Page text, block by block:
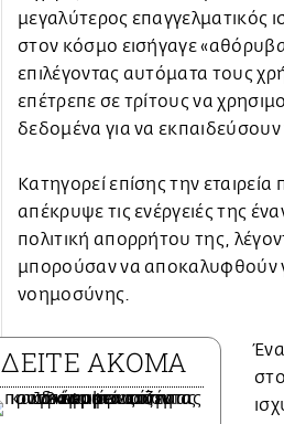
μεγαλύτερος επαγγελματικός
στον κόσμο εισήγαγε
επιλέγοντας αυτόματα τους
επέτρεπε σε τρίτους να
δεδομένα για να
Κατηγορεί επίσης την
απέκρυψε τις ενέργειές της
πολιτική απορρήτου της,
μπορούσαν να αποκαλυφθούν
νοημοσύνης.
ΔΕΙΤΕ ΑΚΟΜΑ